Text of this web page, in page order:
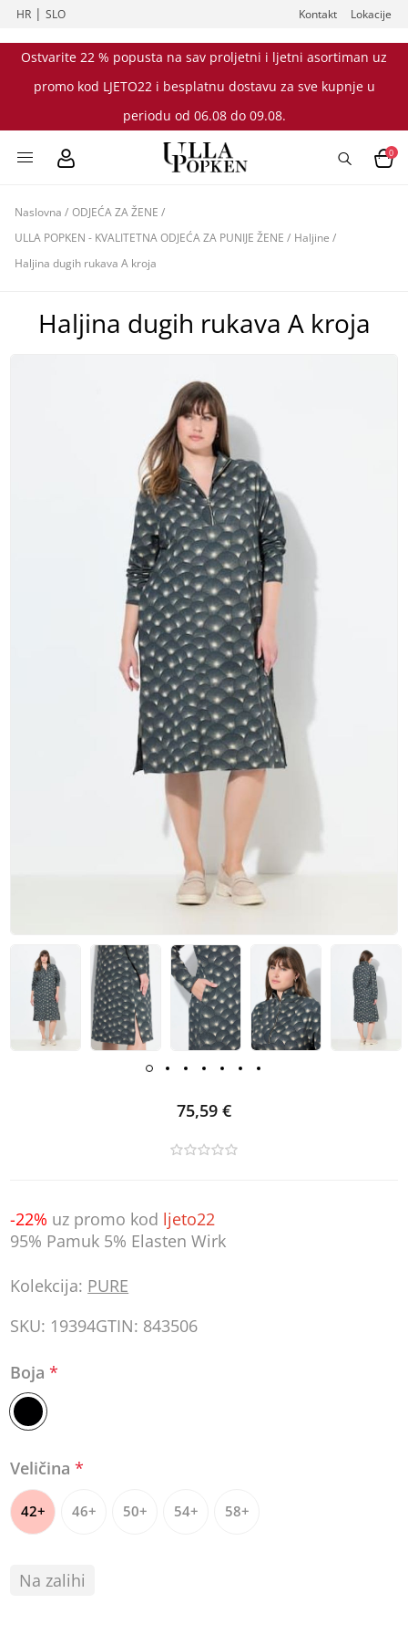
HR |SLO Kontakt Lokacije
Ostvarite 22 % popusta na sav proljetni i ljetni asortiman uz
promo kod LJETO22 i besplatnu dostavu za sve kupnje u
periodu od 06.08 do 09.08.
0
Naslovna / ODJEĆA ZA ŽENE /
ULLA POPKEN - KVALITETNA ODJEĆA ZA PUNIJE ŽENE / Haljine /
Haljina dugih rukava A kroja
Haljina dugih rukava A kroja
75,59 €
-22% uz promo kod ljeto22
95% Pamuk 5% Elasten Wirk
Kolekcija: PURE
SKU: 19394GTIN: 843506
Boja*
Veličina*
42+ 46+ 50+ 54+ 58+
Na zalihi